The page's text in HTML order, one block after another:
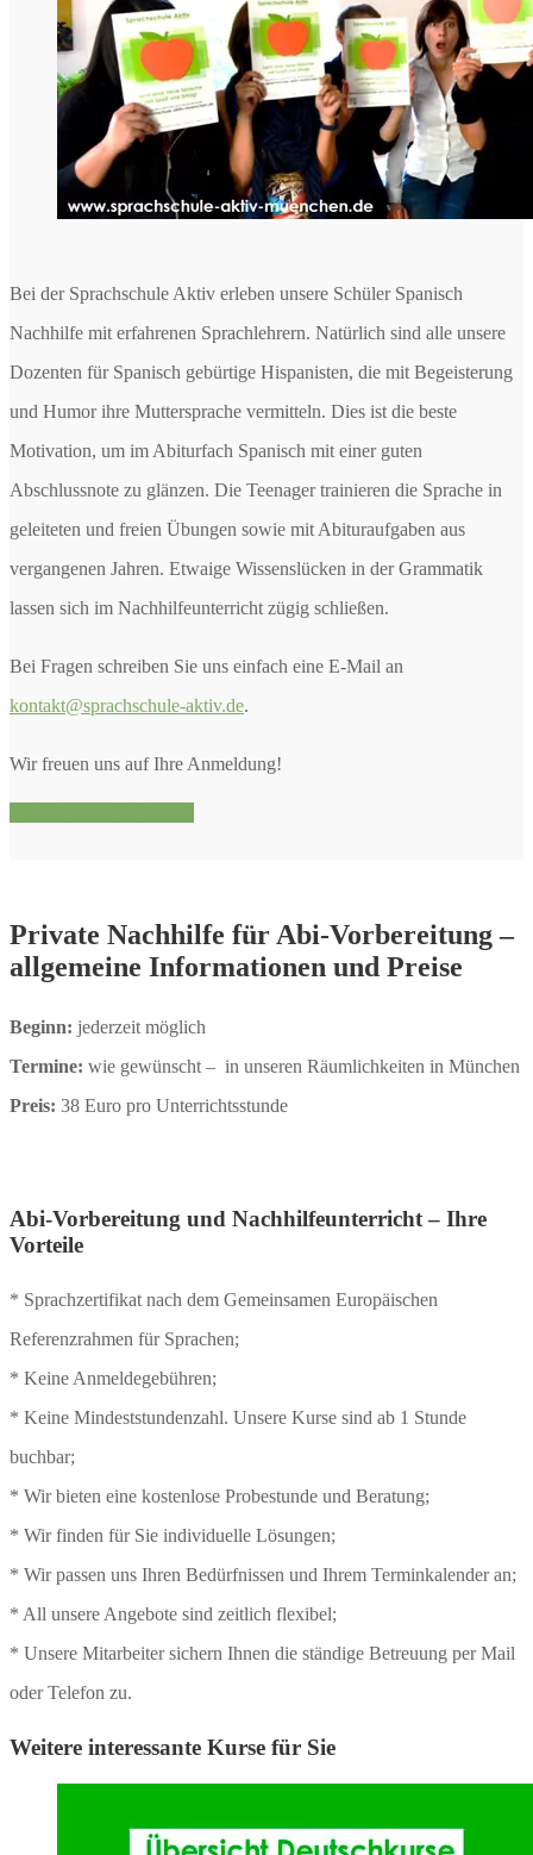
Bei der Sprachschule Aktiv erleben unsere Schüler Spanisch
Nachhilfe mit erfahrenen Sprachlehrern. Natürlich sind alle unsere
Dozenten für Spanisch gebürtige Hispanisten, die mit Begeisterung
und Humor ihre Muttersprache vermitteln. Dies ist die beste
Motivation, um im Abiturfach Spanisch mit einer guten
Abschlussnote zu glänzen. Die Teenager trainieren die Sprache in
geleiteten und freien Übungen sowie mit Abituraufgaben aus
vergangenen Jahren. Etwaige Wissenslücken in der Grammatik
lassen sich im Nachhilfeunterricht zügig schließen.
Bei Fragen schreiben Sie uns einfach eine E-Mail an
kontakt@sprachschule-aktiv.de.
Wir freuen uns auf Ihre Anmeldung!
Private Nachhilfe für Abi-Vorbereitung –
allgemeine Informationen und Preise
Beginn: jederzeit möglich
Termine: wie gewünscht – in unseren Räumlichkeiten in München
Preis: 38 Euro pro Unterrichtsstunde
Abi-Vorbereitung und Nachhilfeunterricht – Ihre
Vorteile
* Sprachzertifikat nach dem Gemeinsamen Europäischen
Referenzrahmen für Sprachen;
* Keine Anmeldegebühren;
* Keine Mindeststundenzahl. Unsere Kurse sind ab 1 Stunde
buchbar;
* Wir bieten eine kostenlose Probestunde und Beratung;
* Wir finden für Sie individuelle Lösungen;
* Wir passen uns Ihren Bedürfnissen und Ihrem Terminkalender an;
* All unsere Angebote sind zeitlich flexibel;
* Unsere Mitarbeiter sichern Ihnen die ständige Betreuung per Mail
oder Telefon zu.
Weitere interessante Kurse für Sie